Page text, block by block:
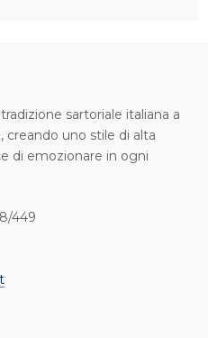
sartoriale italiana a
uno stile di alta
di emozionare in ogni
449